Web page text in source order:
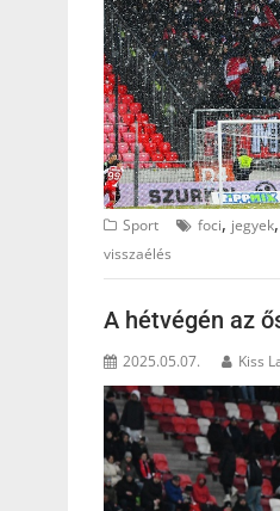
Sport foci, jegyek,
visszaélés
A hétvégén az
2025.05.07. Kiss